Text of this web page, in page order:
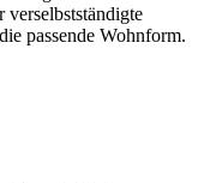
verselbstständigte
passende Wohnform.